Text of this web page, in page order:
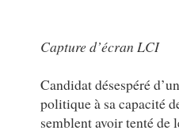
Capture d’écran LCI
Candidat désespéré
politique à sa capacité
semblent avoir tenté de